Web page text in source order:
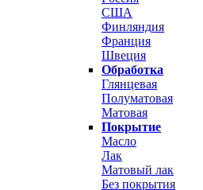
США
Финляндия
Франция
Швеция
Обработка
Глянцевая
Полуматовая
Матовая
Покрытие
Масло
Лак
Матовый лак
Без покрытия